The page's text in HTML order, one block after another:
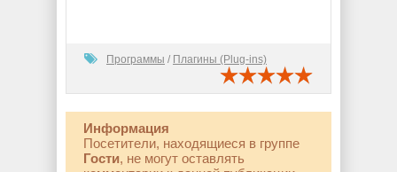
Программы / Плагины (Plug-ins)
Информация
Посетители, находящиеся в группе
Гости, не могут оставлять